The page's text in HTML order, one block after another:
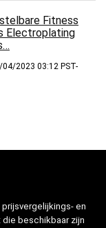
Fitness
Electroplating
2023 03:12 PST-
en
beschikbaar zijn